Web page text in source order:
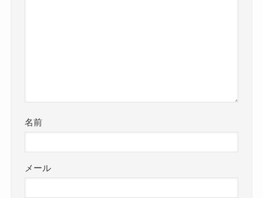
名前
メール